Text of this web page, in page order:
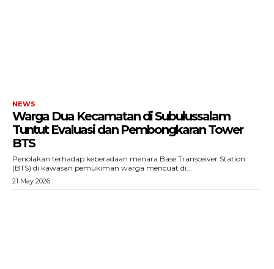
NEWS
Warga Dua Kecamatan di Subulussalam
Tuntut Evaluasi dan Pembongkaran Tower
BTS
Penolakan terhadap keberadaan menara Base Transceiver Station
(BTS) di kawasan pemukiman warga mencuat di...
21 May 2026